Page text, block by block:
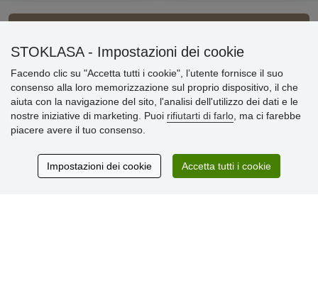
Informazioni importanti
» Impostazioni dei cookie
» Termini & Condizioni
» Informativa sulla Privacy
» Consegna e pagamento
» Garanzia e resi
STOKLASA - Impostazioni dei cookie
Facendo clic su "Accetta tutti i cookie", l’utente fornisce il suo
consenso alla loro memorizzazione sul proprio dispositivo, il che
aiuta con la navigazione del sito, l'analisi dell'utilizzo dei dati e le
nostre iniziative di marketing. Puoi rifiutarti di farlo , ma ci farebbe
piacere avere il tuo consenso.
Impostazioni dei cookie Accetta tutti i cookie